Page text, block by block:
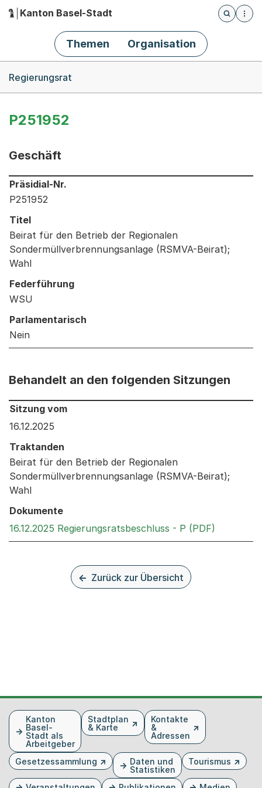
Hauptnavigation
Kanton Basel-Stadt
Öffnet
Themen Organisation
Regierungsrat
P251952
Geschäft
Informationen zum Ausgewählten Geschäft
Präsidial-Nr.
P251952
Titel
Beirat für den Betrieb der Regionalen
Sondermüllverbrennungsanlage (RSMVA-Beirat);
Wahl
Federführung
WSU
Parlamentarisch
Nein
Behandelt an den folgenden Sitzungen
Behandelt an den folgenden Sitzungen: Informationen
Sitzung vom
16.12.2025
Traktanden
Beirat für den Betrieb der Regionalen
Sondermüllverbrennungsanlage (RSMVA-Beirat);
Wahl
Dokumente
16.12.2025 Regierungsratsbeschluss - P (PDF)
Zurück zur Übersicht
FusszeileKanton
Basel-
Stadt als
Arbeitgeber
Stadtplan
& Karte
Kontakte
&
Adressen
Gesetzessammlung
Daten und
Statistiken
Tourismus